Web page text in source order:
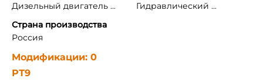
Дизельный двигатель ...
Гидравлический ...
Страна производства
Россия
Модификации: 0
РТ9